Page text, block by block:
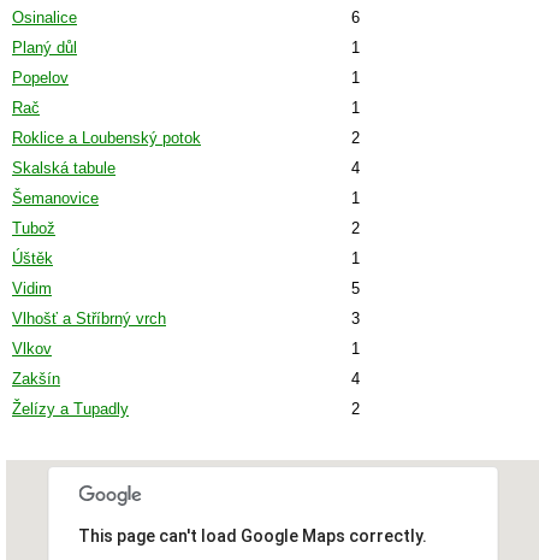
Osinalice
6
Planý důl
1
Popelov
1
Rač
1
Roklice a Loubenský potok
2
Skalská tabule
4
Šemanovice
1
Tubož
2
Úštěk
1
Vidim
5
Vlhošť a Stříbrný vrch
3
Vlkov
1
Zakšín
4
Želízy a Tupadly
2
This page can't load Google Maps correctly.